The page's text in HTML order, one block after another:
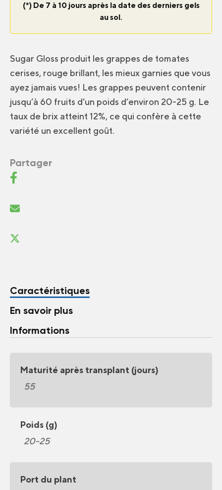
(*) De 7 à 10 jours après la date des derniers gels
au sol.
Sugar Gloss produit les grappes de tomates
cerises, rouge brillant, les mieux garnies que vous
ayez jamais vues! Les grappes peuvent contenir
jusqu’à 60 fruits d’un poids d’environ 20-25 g. Le
taux de brix atteint 12%, ce qui confère à cette
variété un excellent goût.
Partager
Caractéristiques
En savoir plus
Informations
Maturité après transplant (jours)
55
Poids (g)
20-25
Port du plant